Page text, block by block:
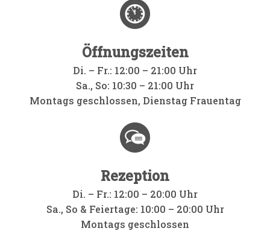
Öffnungszeiten
Di. – Fr.: 12:00 – 21:00 Uhr
Sa., So: 10:30 – 21:00 Uhr
Montags geschlossen, Dienstag Frauentag
Rezeption
Di. – Fr.: 12:00 – 20:00 Uhr
Sa., So & Feiertage: 10:00 – 20:00 Uhr
Montags geschlossen